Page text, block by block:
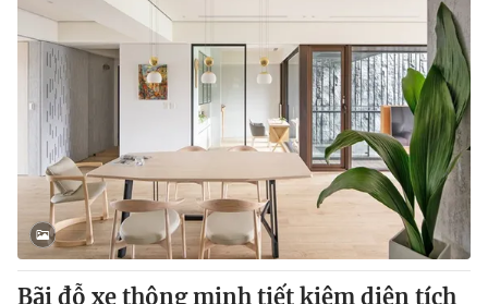
Bãi đỗ xe thông minh tiết kiệm diện tích